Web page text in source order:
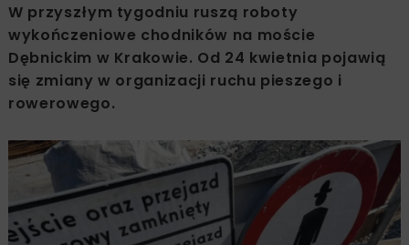
W przyszłym tygodniu ruszą roboty
wykończeniowe chodników na moście
Dębnickim w Krakowie. Od 24 kwietnia pojawią
się zmiany w organizacji ruchu pieszego i
rowerowego.